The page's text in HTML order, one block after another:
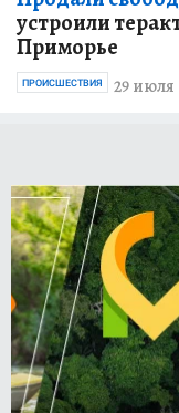
устроили
Приморье
29 июля
ПРОИСШЕСТВИЯ